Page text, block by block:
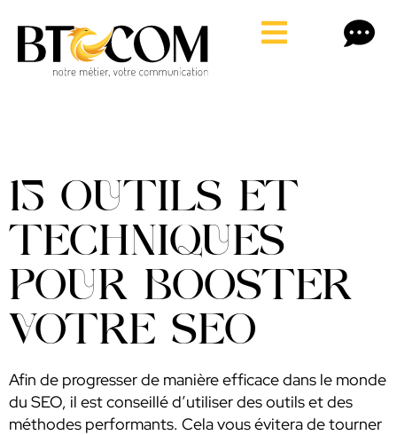
15 OUTILS ET
TECHNIQUES
POUR BOOSTER
VOTRE SEO
Afin de progresser de manière efficace dans le monde
du SEO, il est conseillé d’utiliser des outils et des
méthodes performants. Cela vous évitera de tourner